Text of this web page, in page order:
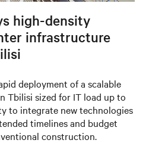
high-density
infrastructure
deployment of a scalable
Tbilisi sized for IT load up to
to integrate new technologies
timelines and budget
construction.